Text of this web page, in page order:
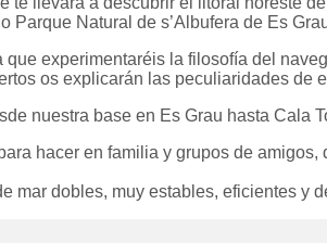
Parque Natural de s’Albufera de Es
que experimentaréis la filosofía del
os explicarán las peculiaridades de
nuestra base en Es Grau hasta Cala
hacer en familia y grupos de
mar dobles, muy estables, eficientes y